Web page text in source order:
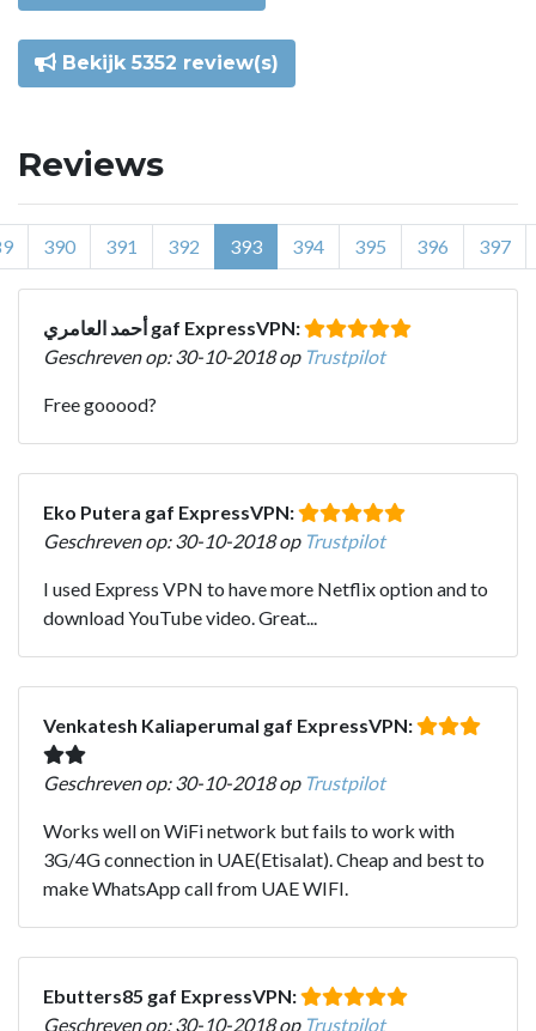
Bekijk 5352 review(s)
Reviews
390 391 392 393 394 395 396 397
أحمد العامري gaf ExpressVPN:
Geschreven op: 30-10-2018 op Trustpilot
Free gooood?
Eko Putera gaf ExpressVPN:
Geschreven op: 30-10-2018 op Trustpilot
I used Express VPN to have more Netflix option and to
download YouTube video. Great...
Venkatesh Kaliaperumal gaf ExpressVPN:
Geschreven op: 30-10-2018 op Trustpilot
Works well on WiFi network but fails to work with
3G/4G connection in UAE(Etisalat). Cheap and best to
make WhatsApp call from UAE WIFI.
Ebutters85 gaf ExpressVPN:
Geschreven op: 30-10-2018 op Trustpilot